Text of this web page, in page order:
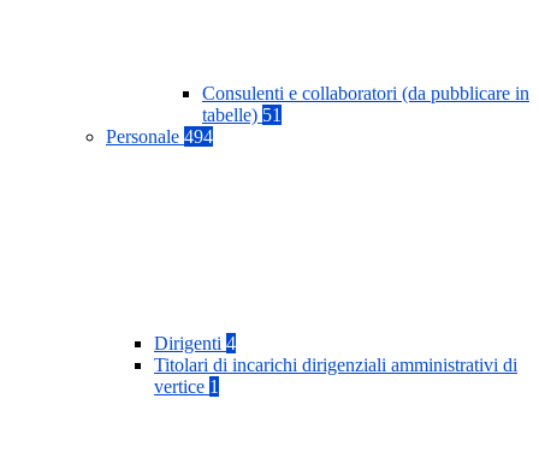
Consulenti e collaboratori (da pubblicare in
tabelle) 51
Personale 494
Dirigenti 4
Titolari di incarichi dirigenziali amministrativi di
vertice 1